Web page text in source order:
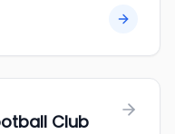
Club